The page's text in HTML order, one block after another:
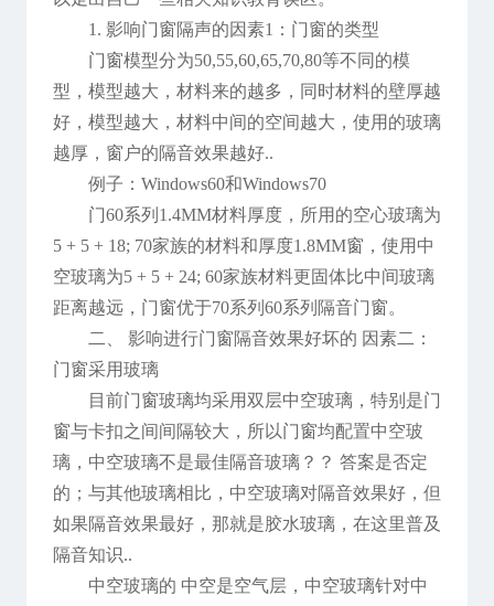
1. 影响门窗隔声的因素1：门窗的类型
门窗模型分为50,55,60,65,70,80等不同的模
型，模型越大，材料来的越多，同时材料的壁厚越
好，模型越大，材料中间的空间越大，使用的玻璃
越厚，窗户的隔音效果越好..
例子：Windows60和Windows70
门60系列1.4MM材料厚度，所用的空心玻璃为
5 + 5 + 18; 70家族的材料和厚度1.8MM窗，使用中
空玻璃为5 + 5 + 24; 60家族材料更固体比中间玻璃
距离越远，门窗优于70系列60系列隔音门窗。
二、 影响进行门窗隔音效果好坏的 因素二：
门窗采用玻璃
目前门窗玻璃均采用双层中空玻璃，特别是门
窗与卡扣之间间隔较大，所以门窗均配置中空玻
璃，中空玻璃不是最佳隔音玻璃？？ 答案是否定
的；与其他玻璃相比，中空玻璃对隔音效果好，但
如果隔音效果最好，那就是胶水玻璃，在这里普及
隔音知识..
中空玻璃的 中空是空气层，中空玻璃针对中